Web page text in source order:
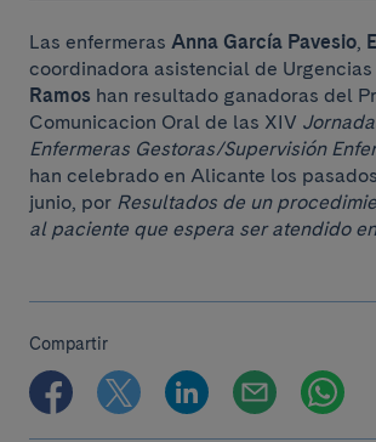
Las enfermeras Anna García Pavesio,
coordinadora asistencial de Urgencias
Ramos han resultado ganadoras del
Comunicacion Oral de las XIV
Enfermeras Gestoras/Supervisión
han celebrado en Alicante los pasados
junio, por Resultados de un
al paciente que espera ser atendido
Compartir